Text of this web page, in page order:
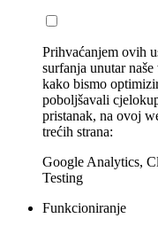
Prihvaćanjem ovih
surfanja unutar
kako bismo
poboljšavali
pristanak, na ovoj
trećih strana:
Google Analytics,
Testing
Funkcioniranje